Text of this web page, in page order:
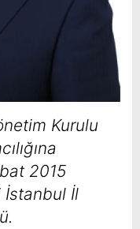
Kurulu
2015
İstanbul İl